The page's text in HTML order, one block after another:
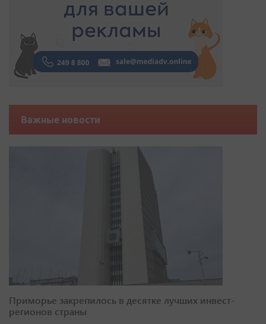
Важные новости
Приморье закрепилось в десятке лучших инвест-
регионов страны